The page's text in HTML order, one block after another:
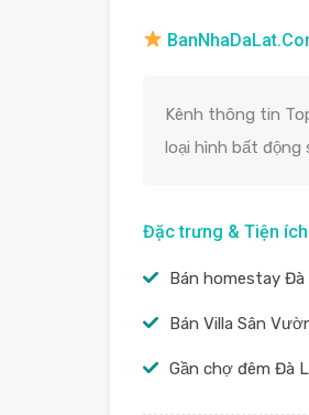
Kênh thông tin
loại hình bất động
Đặc trưng & Tiện ích
Bán homestay Đà
Bán Villa Sân
Gần chợ đêm Đà